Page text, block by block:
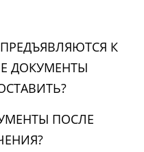
К
ДОКУМЕНТЫ
ПОСЛЕ